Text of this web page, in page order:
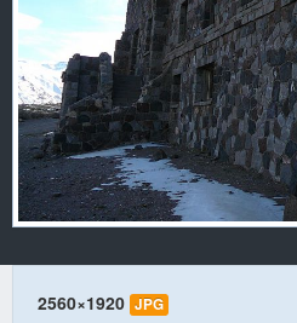
Еще
Вход
2560×1920 JPG